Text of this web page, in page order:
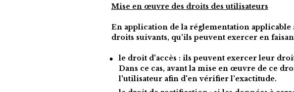
Mise en œuvre des droits des utilisateurs
En application de la réglementation applicable
droits suivants, qu'ils peuvent exercer en
le droit d'accès : ils peuvent exercer leur
Dans ce cas, avant la mise en œuvre de ce
l'utilisateur afin d'en vérifier l'exactitude.